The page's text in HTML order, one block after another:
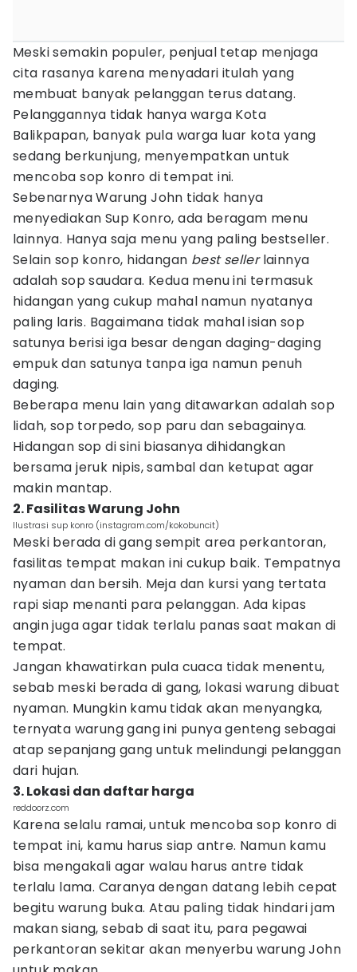
Meski semakin populer, penjual tetap menjaga
cita rasanya karena menyadari itulah yang
membuat banyak pelanggan terus datang.
Pelanggannya tidak hanya warga Kota
Balikpapan, banyak pula warga luar kota yang
sedang berkunjung, menyempatkan untuk
mencoba sop konro di tempat ini.
Sebenarnya Warung John tidak hanya
menyediakan Sup Konro, ada beragam menu
lainnya. Hanya saja menu yang paling bestseller.
Selain sop konro, hidangan best sellerlainnya
adalah sop saudara. Kedua menu ini termasuk
hidangan yang cukup mahal namun nyatanya
paling laris. Bagaimana tidak mahal isian sop
satunya berisi iga besar dengan daging-daging
empuk dan satunya tanpa iga namun penuh
daging.
Beberapa menu lain yang ditawarkan adalah sop
lidah, sop torpedo, sop paru dan sebagainya.
Hidangan sop di sini biasanya dihidangkan
bersama jeruk nipis, sambal dan ketupat agar
makin mantap.
2. Fasilitas Warung John
Ilustrasi sup konro (instagram.com/kokobuncit)
Meski berada di gang sempit area perkantoran,
fasilitas tempat makan ini cukup baik. Tempatnya
nyaman dan bersih. Meja dan kursi yang tertata
rapi siap menanti para pelanggan. Ada kipas
angin juga agar tidak terlalu panas saat makan di
tempat.
Jangan khawatirkan pula cuaca tidak menentu,
sebab meski berada di gang, lokasi warung dibuat
nyaman. Mungkin kamu tidak akan menyangka,
ternyata warung gang ini punya genteng sebagai
atap sepanjang gang untuk melindungi pelanggan
dari hujan.
3. Lokasi dan daftar harga
reddoorz.com
Karena selalu ramai, untuk mencoba sop konro di
tempat ini, kamu harus siap antre. Namun kamu
bisa mengakali agar walau harus antre tidak
terlalu lama. Caranya dengan datang lebih cepat
begitu warung buka. Atau paling tidak hindari jam
makan siang, sebab di saat itu, para pegawai
perkantoran sekitar akan menyerbu warung John